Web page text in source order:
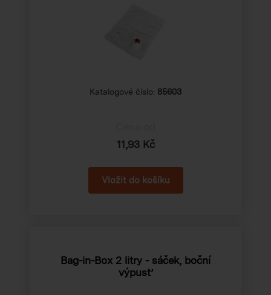
Katalogové číslo: 85603
11,93 Kč
Bag-in-Box 2 litry - sáček, boční
výpusť